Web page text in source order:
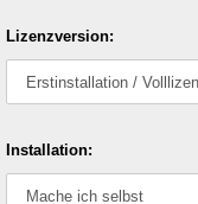
Lizenzversion:
Installation: